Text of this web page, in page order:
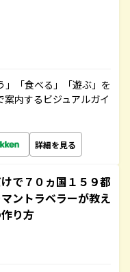
」「食べる」「遊ぶ」を
内するビジュアルガイ
詳細を見る
で７０ヵ国１５９都
ントラベラーが教え
り方